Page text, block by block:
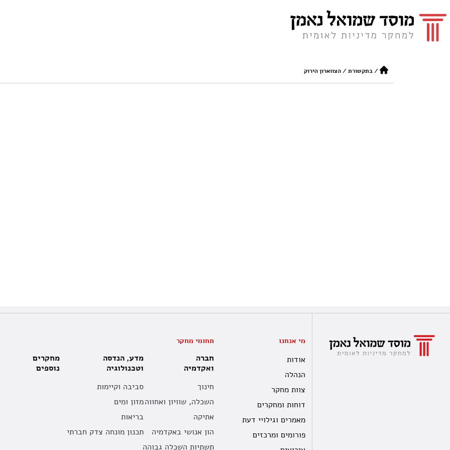
/בתקשורת /הצווארון הירוק
מי אנחנו
אודות
הנהלה
צוות מחקר
דוחות ומחקרים
מאמרים וגילויי דעת
פורומים ומרכזים
תחומי מחקר
חברה
ואקדמיה
חינוך
השכלה, שוויון ואחווה
אתיקה
הון אנושי באקדמיה
תשתיות השכלה גבוהה
מדע, הנדסה
וטכנולוגיה
סביבה וקיימות
מזון ומים
בריאות
תכנון מונחה צדק חברתי
מחקרים
נוספים